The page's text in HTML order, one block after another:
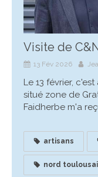
Visite de
13 Fév 2026
Le 13 février,
situé zone de
Faidherbe m'a
artisans
nord